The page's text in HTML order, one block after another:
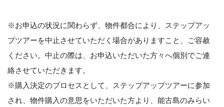
※お申込の状況に関わらず、物件都合により、ステップアッ
プツアーを中止させていただく場合がありますこと、ご容赦
ください。中止の際は、お申込いただいた方々へ個別でご連
絡させていただきます。
※購入決定のプロセスとして、ステップアップツアーに参加
され、物件購入の意思をいただいた方より、能古島のみらい